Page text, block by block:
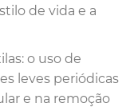
de vida e a
o uso de
leves periódicas
e na remoção